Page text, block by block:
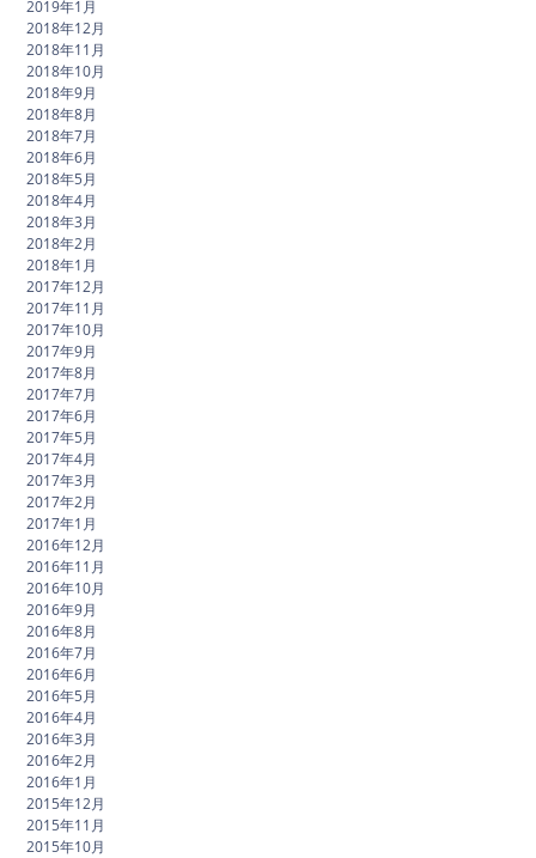
2019年1月
2018年12月
2018年11月
2018年10月
2018年9月
2018年8月
2018年7月
2018年6月
2018年5月
2018年4月
2018年3月
2018年2月
2018年1月
2017年12月
2017年11月
2017年10月
2017年9月
2017年8月
2017年7月
2017年6月
2017年5月
2017年4月
2017年3月
2017年2月
2017年1月
2016年12月
2016年11月
2016年10月
2016年9月
2016年8月
2016年7月
2016年6月
2016年5月
2016年4月
2016年3月
2016年2月
2016年1月
2015年12月
2015年11月
2015年10月